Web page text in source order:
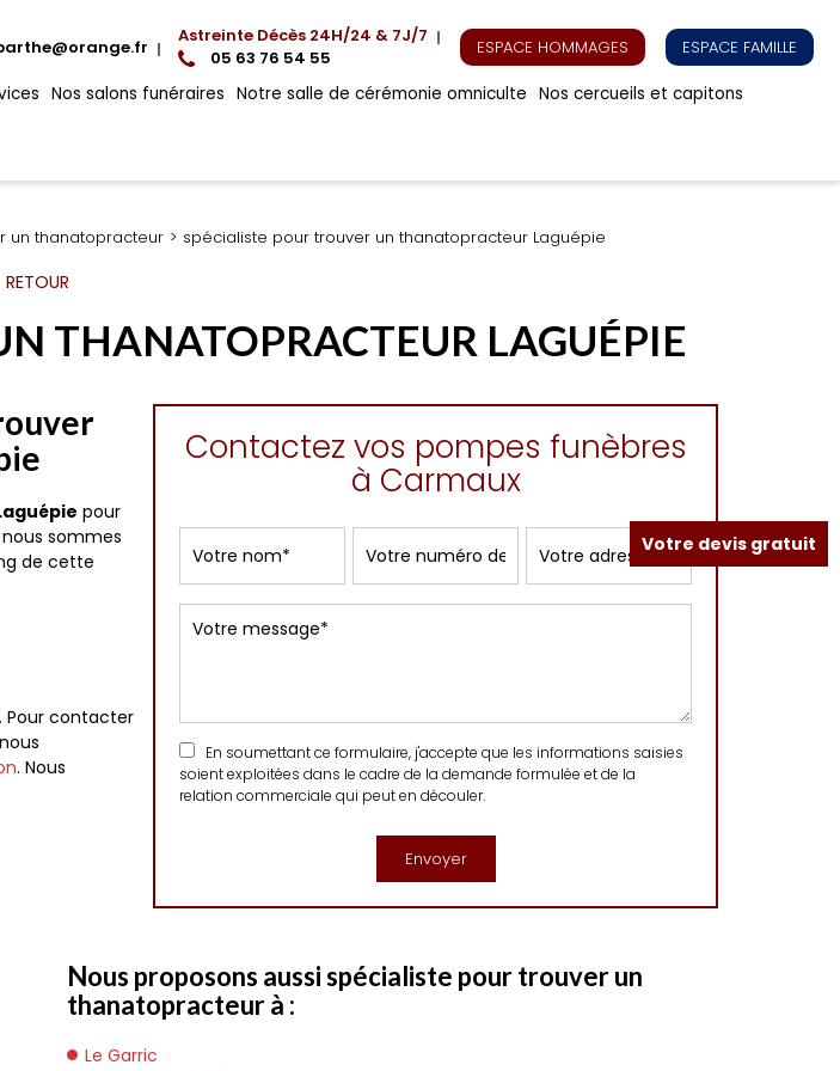
Astreinte Décès 24H/24 & 7J/7
05 63 76 54 55
ESPACE HOMMAGES ESPACE FAMILLE
Nos salons funéraires Notre salle de cérémonie omniculte Nos cercueils et capitons
un thanatopracteur spécialiste pour trouver un thanatopracteur Laguépie
RETOUR
THANATOPRACTEUR LAGUÉPIE
pour
sommes
de cette
Pour contacter
. Nous
Contactez vos pompes funèbres
à Carmaux
En soumettant ce formulaire, j'accepte que les informations saisies
soient exploitées dans le cadre de la demande formulée et de la
relation commerciale qui peut en découler.
Nous proposons aussi spécialiste pour trouver un
thanatopracteur à :
Le Garric
Votre devis gratuit